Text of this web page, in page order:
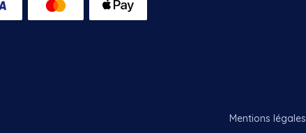
Mentions légales